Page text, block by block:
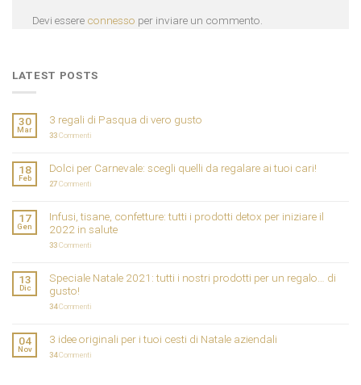
Devi essere connesso per inviare un commento.
LATEST POSTS
30
Mar
3 regali di Pasqua di vero gusto
33Commenti
18
Feb
Dolci per Carnevale: scegli quelli da regalare ai tuoi cari!
27Commenti
17
Gen
Infusi, tisane, confetture: tutti i prodotti detox per iniziare il
2022 in salute
33Commenti
13
Dic
Speciale Natale 2021: tutti i nostri prodotti per un regalo… di
gusto!
34Commenti
04
Nov
3 idee originali per i tuoi cesti di Natale aziendali
34Commenti